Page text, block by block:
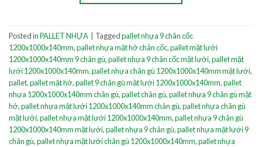
Posted inPALLET NHỰA Taggedpallet nhựa 9 chân cốc
1200x1000x140mm,pallet nhựa mặt hở chân cốc,pallet mặt lưới
1200x1000x140mm 9 chân gù,pallet nhựa 9 chân cốc mặt lưới,pallet mặt
lưới 1200x1000x140mm,pallet nhựa chân gù 1200x1000x140mm mặt lưới,
pallet,pallet mặt hở,pallet 9 chân gù mặt lưới 1200x1000x140mm,pallet
nhựa 1200x1000x140mm chân gù,pallet chân gù,pallet nhựa 9 chân gù mặt
hở,pallet nhựa mặt lưới 1200x1000x140mm chân gù,pallet nhựa chân gù
mặt lưới,pallet nhựa mặt lưới 1200x1000x140mm,pallet nhựa 9 chân gù
1200x1000x140mm mặt lưới,pallet nhựa 9 chân gù,pallet nhựa mặt lưới 9
chân gù,pallet nhựa mặt lưới chân gù 1200x1000x140mm,pallet nhựa